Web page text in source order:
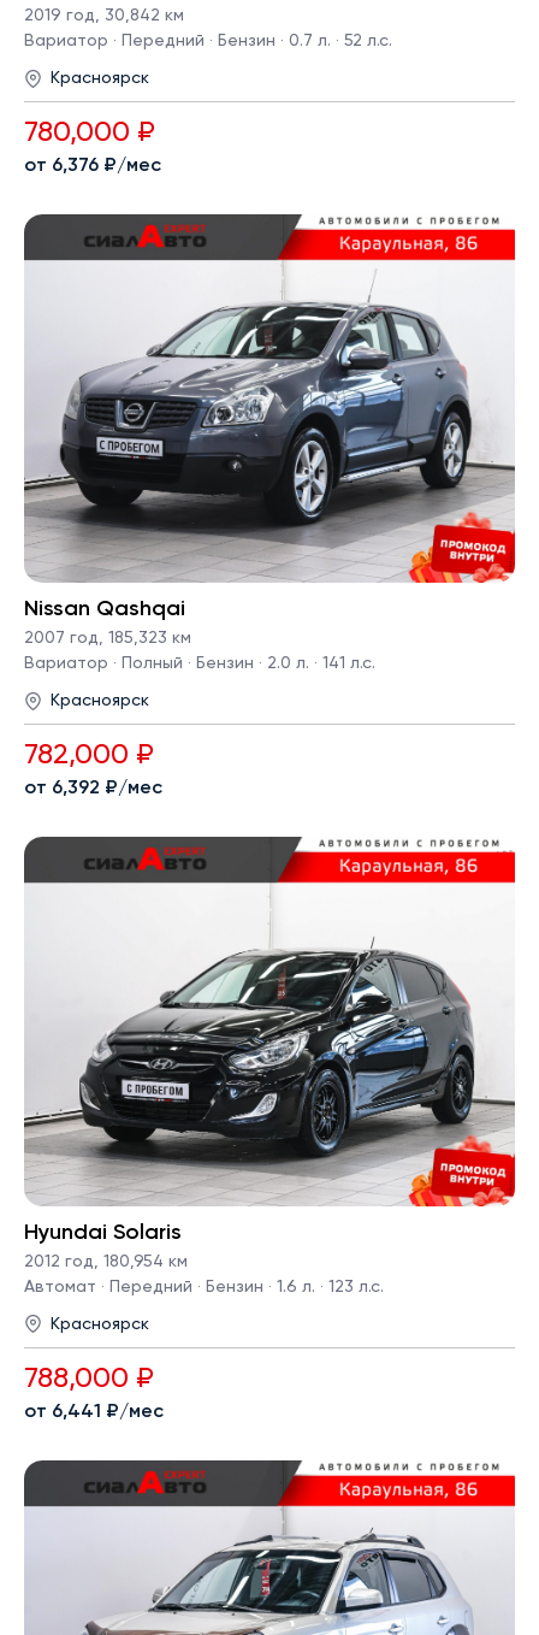
2019 год, 30,842 км
Вариатор · Передний · Бензин · 0.7 л. · 52 л.с.
Красноярск
780,000 ₽
от 6,376 ₽/мес
Nissan Qashqai
2007 год, 185,323 км
Вариатор · Полный · Бензин · 2.0 л. · 141 л.с.
Красноярск
782,000 ₽
от 6,392 ₽/мес
Hyundai Solaris
2012 год
180,954 км
Автомат · Передний · Бензин · 1.6 л. · 123 л.с.
Красноярск
788,000 ₽
от 6,441 ₽/мес